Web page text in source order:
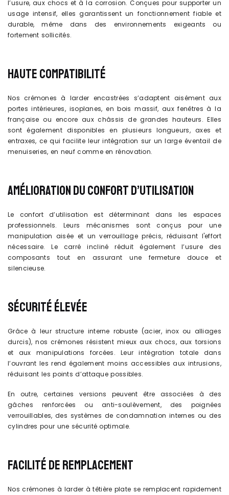
l’usure, aux chocs et à la corrosion. Conçues pour supporter un
usage intensif, elles garantissent un fonctionnement fiable et
durable, même dans des environnements exigeants ou
fortement sollicités.
HAUTE COMPATIBILITÉ
Nos crémones à larder encastrées s’adaptent aisément aux
portes intérieures, isoplanes, en bois massif, aux fenêtres à la
française ou encore aux châssis de grandes hauteurs. Elles
sont également disponibles en plusieurs longueurs, axes et
entraxes, ce qui facilite leur intégration sur un large éventail de
menuiseries, en neuf comme en rénovation.
AMÉLIORATION DU CONFORT D’UTILISATION
Le confort d’utilisation est déterminant dans les espaces
professionnels. Leurs mécanismes sont conçus pour une
manipulation aisée et un verrouillage précis, réduisant l'effort
nécessaire. Le carré incliné réduit également l’usure des
composants tout en assurant une fermeture douce et
silencieuse.
SÉCURITÉ ÉLEVÉE
Grâce à leur structure interne robuste (acier, inox ou alliages
durcis), nos crémones résistent mieux aux chocs, aux torsions
et aux manipulations forcées. Leur intégration totale dans
l’ouvrant les rend également moins accessibles aux intrusions,
réduisant les points d’attaque possibles.
En outre, certaines versions peuvent être associées à des
gâches renforcées ou anti-soulèvement, des poignées
verrouillables, des systèmes de condamnation internes ou des
cylindres pour une sécurité optimale.
FACILITÉ DE REMPLACEMENT
Nos crémones à larder à têtière plate se remplacent rapidement